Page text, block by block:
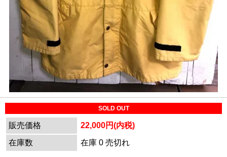
SOLD OUT
販売価格
22,000円(内税)
在庫数
在庫 0 売切れ